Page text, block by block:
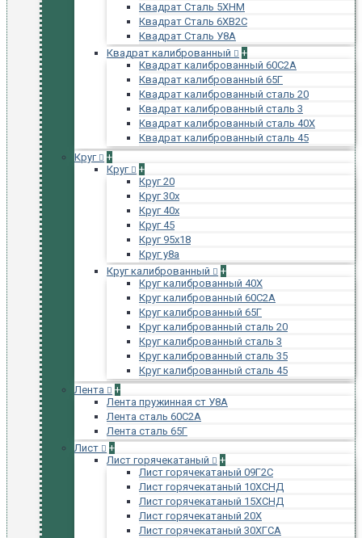
Квадрат Сталь 5ХНМ
Квадрат Сталь 6ХВ2С
Квадрат Сталь У8А
Квадрат калиброванный
+
Квадрат калиброванный 60С2А
Квадрат калиброванный 65Г
Квадрат калиброванный сталь 20
Квадрат калиброванный сталь 3
Квадрат калиброванный сталь 40Х
Квадрат калиброванный сталь 45
Круг
+
Круг
+
Круг 20
Круг 30х
Круг 40х
Круг 45
Круг 95х18
Круг у8а
Круг калиброванный
+
Круг калиброванный 40Х
Круг калиброванный 60С2А
Круг калиброванный 65Г
Круг калиброванный сталь 20
Круг калиброванный сталь 3
Круг калиброванный сталь 35
Круг калиброванный сталь 45
Лента
+
Лента пружинная ст У8А
Лента сталь 60С2А
Лента сталь 65Г
Лист
+
Лист горячекатаный
+
Лист горячекатаный 09Г2С
Лист горячекатаный 10ХСНД
Лист горячекатаный 15ХСНД
Лист горячекатаный 20Х
Лист горячекатаный 30ХГСА